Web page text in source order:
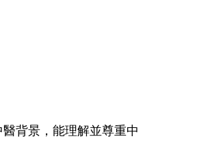
背景，能理解並尊重中